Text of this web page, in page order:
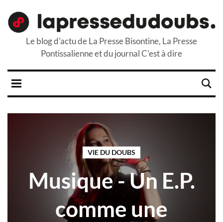
Le blog d'actu de La Presse Bisontine, La Presse
Pontissalienne et du journal C'est à dire
VIE DU DOUBS
Musique - Un E.P.
comme une